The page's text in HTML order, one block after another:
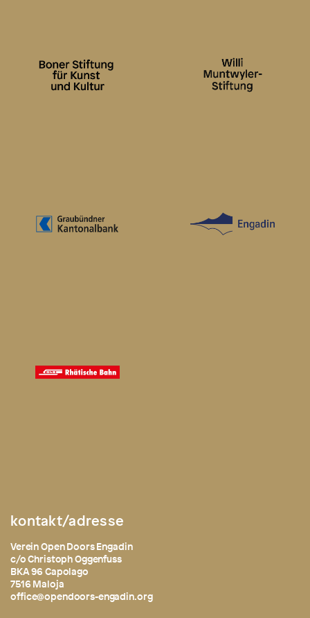
kontakt/adresse
Verein Open Doors Engadin
c/o Christoph Oggenfuss
BKA 96 Capolago
7516 Maloja
office@opendoors-engadin.org